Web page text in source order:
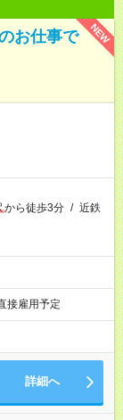
NEW
お仕事で
から徒歩3分 / 近鉄
接雇用予定
詳細へ